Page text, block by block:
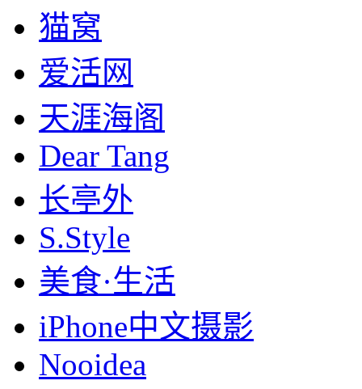
猫窝
爱活网
天涯海阁
Dear Tang
长亭外
S.Style
美食·生活
iPhone中文摄影
Nooidea